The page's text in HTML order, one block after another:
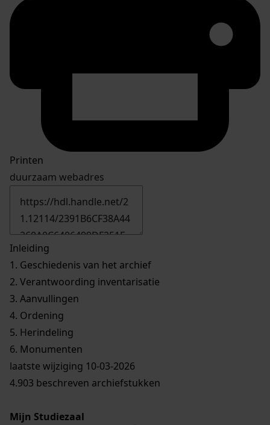
Printen
duurzaam webadres
Inleiding
1. Geschiedenis van het archief
2. Verantwoording inventarisatie
3. Aanvullingen
4. Ordening
5. Herindeling
6. Monumenten
laatste wijziging 10-03-2026
4.903 beschreven archiefstukken
Mijn Studiezaal